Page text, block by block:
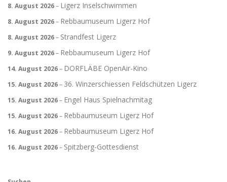
8. August 2026– Ligerz Inselschwimmen
8. August 2026– Rebbaumuseum Ligerz Hof
8. August 2026– Strandfest Ligerz
9. August 2026– Rebbaumuseum Ligerz Hof
14. August 2026– DORFLÄBE OpenAir-Kino
15. August 2026– 36. Winzerschiessen Feldschützen Ligerz
15. August 2026– Engel Haus Spielnachmitag
15. August 2026– Rebbaumuseum Ligerz Hof
16. August 2026– Rebbaumuseum Ligerz Hof
16. August 2026– Spitzberg-Gottesdienst